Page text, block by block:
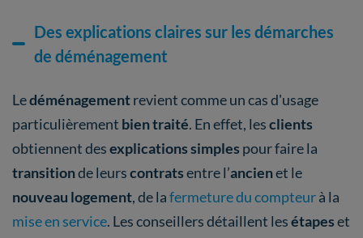
Des explications claires sur les démarches
de déménagement
Ledéménagementrevient comme un cas d'usage
particulièrement bien traité. En effet, lesclients
obtiennent desexplications simples pour faire la
transitionde leurscontratsentre l’ancienet le
nouveau logement, de lafermeture du compteurà la
mise en service. Les conseillers détaillent lesétapeset